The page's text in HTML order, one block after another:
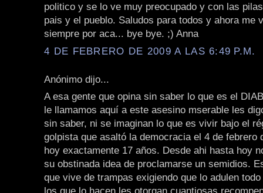
politico y se lo ve muy preocupado y con las
pais y el pueblo. Saludos para todos y ahora me
siempre por aca... bye bye. ;) Anna
4 DE FEBRERO DE 2009 A LAS 6:49 P.M.
Anónimo dijo...
A esa gente que opina sin saber lo que es el
le llamamos aquí a este asesino mserable les
sin saber, ni se imaginan lo que es vivir bajo el
golpista que asaltó la democracia el 4 de febrero
hoy exactamente 17 años. Desde ahi hasta hoy
su obstinada idea de proclamarse un semidios.
que vive de trampas exigiendo que lo adulen